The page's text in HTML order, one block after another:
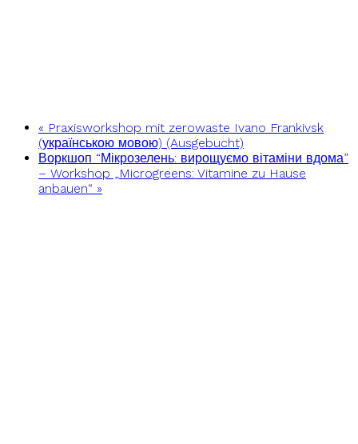
« Praxisworkshop mit zerowaste Ivano Frankivsk
(українською мовою) (Ausgebucht)
Воркшоп “Мікрозелень: вирощуємо вітаміни вдома”
– Workshop „Microgreens: Vitamine zu Hause
anbauen“ »